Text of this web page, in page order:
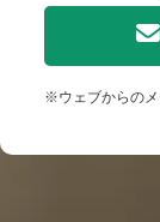
※ウェブからのメ